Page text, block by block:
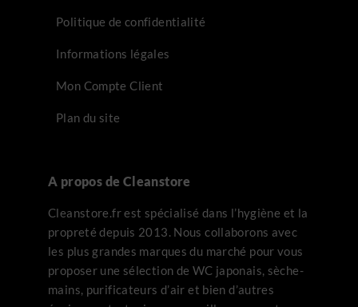
Politique de confidentialité
Informations légales
Mon Compte Client
Plan du site
A propos de Cleanstore
Cleanstore.fr est spécialisé dans l’hygiène et la
propreté depuis 2013. Nous collaborons avec
les plus grandes marques du marché pour vous
proposer une sélection de WC japonais, sèche-
mains, purificateurs d’air et bien d’autres